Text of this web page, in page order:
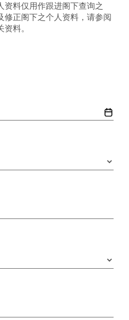
资料仅用作跟进阁下查询之
修正阁下之个人资料，请参阅
资料。